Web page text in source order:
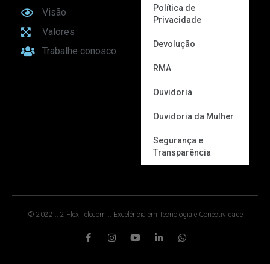
Visão
Valores
Trabalhe conosco
Política de
Privacidade
Devolução
RMA
Ouvidoria
Ouvidoria da Mulher
Segurança e
Transparência
© 2022 :: 2 Flex Telecom :: Excelência em Tecnologia e Conectividade